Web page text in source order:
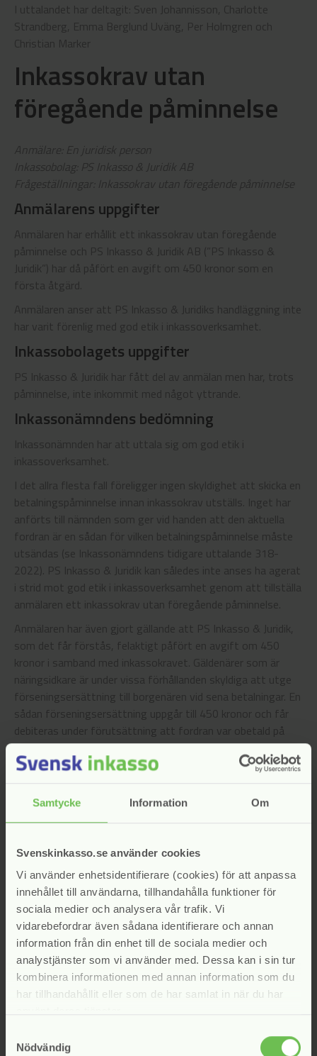
Samtycke Information Om
Svenskinkasso.se använder cookies
Vi använder enhetsidentifierare (cookies) för att anpassa
innehållet till användarna, tillhandahålla funktioner för
sociala medier och analysera vår trafik. Vi
vidarebefordrar även sådana identifierare och annan
information från din enhet till de sociala medier och
analystjänster som vi använder med. Dessa kan i sin tur
kombinera informationen med annan information som du
har tillhandahållit eller som de har samlat in när du har
Nödvändig
I uttalandet har deltagit: Sven Johannisson, Charlotte
Strandberg, Emma Berglund Uväng, Per Holmgren och
Christian Marker
Inkassokrav utan
föregående påminnelse
Anmälare: En juridisk person
Inkassobolag: PS Inkasso & Juridik AB
Frågeställningar: Inkassokrav utan föregående påminnelse
Anmälarens uppgifter
Anmälaren har erhållit ett inkassokrav utan föregående
påminnelse och PS Inkasso & Juridik AB (”PS Inkasso &
Juridik”) har då påfört en avgift om 450 kronor som en
första åtgärd.
Anmälaren anser att PS Inkasso & Juridiks handläggning inte
har varit förenlig med god etik i inkassoverksamhet.
Inkassobolagets uppgifter
PS Inkasso & Juridik har fått del av anmälan men har, trots
påminnelse, inte inkommit med något yttrande.
Inkassonämndens bedömning
Inkassonämnden har att uttala sig om god etik i
inkassoverksamhet.
I det allra flesta fall föreligger ingen skyldighet att skicka en
betalningspåminnelse innan inkassokrav utställs. Inget har
anförts till nämnden som ger vid handen att den aktuella
fordran är en sådan för vilken betalningspåminnelse måste
utsändas (se Inkassonämndens tidigare uttalande 318-
2022). PS Inkasso & Juridik kan således inte anses ha agerat
i strid mot god etik i inkassoverksamhet genom att tillställa
anmälaren ett inkassokrav utan föregående påminnelse.
Anmälaren har även gjort gällande att PS Inkasso & Juridik,
som det får förstås, felaktigt påfört en avgift om 450
kronor i samband med inkassokravet. Gäldenärer som är
näringsidkare är under vissa förhållanden skyldiga att utge
förseningsersättning till borgenären vid sena betalningar. En
sådan förseningsersättning uppgår till 450 kronor och får
debiteras under förutsättning att fordran var obetald på
förfallodagen.
Det krävs inte att borgenären vidtar någon särskild åtgärd
innan förseningsersättningen debiteras och det är tillåtet
för borgenären att debitera förseningsersättning även om
betalning hunnit mottas innan kravet på
branschkod om god inkassosed avsnitt 7.4). Inget annat har
framkommit som indikerar att PS Inkasso & Juridik agerat i
strid med god etik.
Med detta uttalande avslutar nämnden handläggningen av
ärendet.
I uttalandet har deltagit: Sven Johannisson, Charlotte
Strandberg, Emma Berglund Uväng, Per Holmgren och
Christian Marker